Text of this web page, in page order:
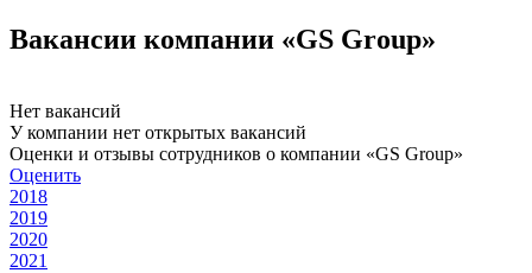
Вакансии компании «GS Group»
Нет вакансий
У компании нет открытых вакансий
Оценки и отзывы сотрудников о компании «GS Group»
Оценить
2018
2019
2020
2021